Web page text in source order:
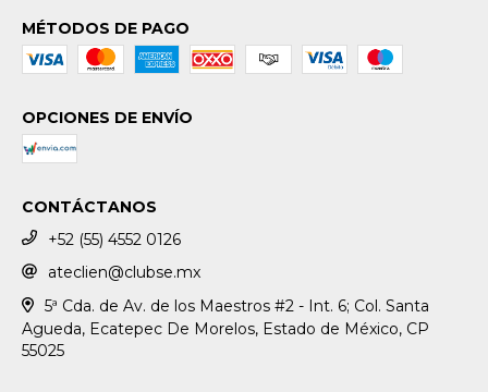
MÉTODOS DE PAGO
OPCIONES DE ENVÍO
CONTÁCTANOS
+52 (55) 4552 0126
ateclien@clubse.mx
5ª Cda. de Av. de los Maestros #2 - Int. 6; Col. Santa
Agueda, Ecatepec De Morelos, Estado de México, CP
55025